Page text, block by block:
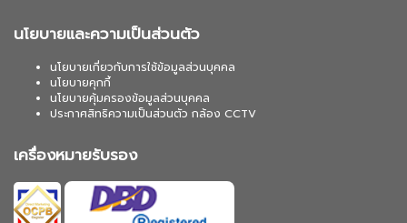
นโยบายและความเป็นส่วนตัว
นโยบายเกี่ยวกับการใช้ข้อมูลส่วนบุคคล
นโยบายคุกกี้
นโยบายคุ้มครองข้อมูลส่วนบุคคล
ประกาศสิทธิความเป็นส่วนตัว กล้อง CCTV
เครื่องหมายรับรอง